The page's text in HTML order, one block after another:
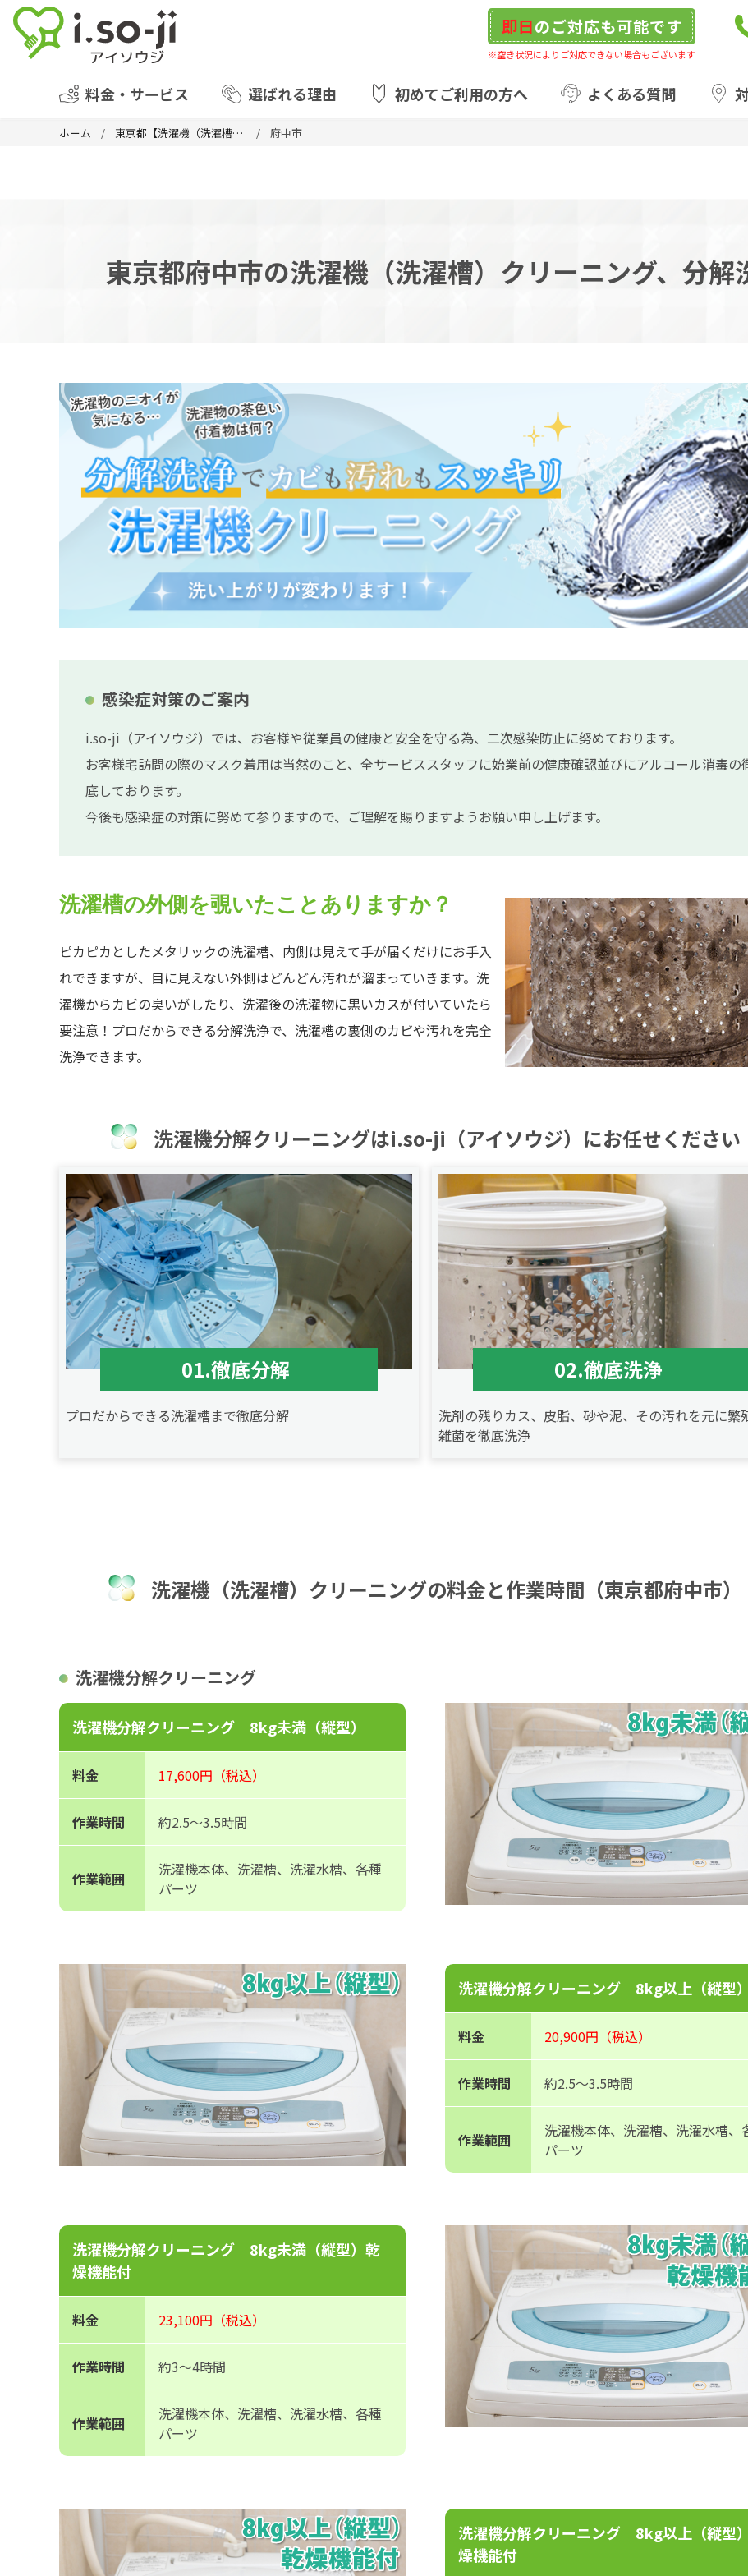
即日のご対応も可能です
※空き状況によりご対応できない場合もございます
料金・サービス 選ばれる理由 初めてご利用の方へ よくある質問
ホーム 東京都【洗濯機（洗濯槽）クリーニング】 府中市
東京都府中市の洗濯機（洗濯槽）クリーニング、分解
感染症対策のご案内
i.so-ji（アイソウジ）では、お客様や従業員の健康と安全を守る為、二次感染防止に努めております。
お客様宅訪問の際のマスク着用は当然のこと、全サービススタッフに始業前の健康確認並びにアルコール消毒の
底しております。
今後も感染症の対策に努めて参りますので、ご理解を賜りますようお願い申し上げます。
洗濯槽の外側を覗いたことありますか？
ピカピカとしたメタリックの洗濯槽、内側は見えて手が届くだけにお手入
れできますが、目に見えない外側はどんどん汚れが溜まっていきます。洗
濯機からカビの臭いがしたり、洗濯後の洗濯物に黒いカスが付いていたら
要注意！プロだからできる分解洗浄で、洗濯槽の裏側のカビや汚れを完全
洗浄できます。
洗濯機分解クリーニングはi.so-ji（アイソウジ）にお任せください
01.徹底分解
プロだからできる洗濯槽まで徹底分解
02.徹底洗浄
洗剤の残りカス、皮脂、砂や泥、その汚れを元に繁
雑菌を徹底洗浄
洗濯機（洗濯槽）クリーニングの料金と作業時間（東京都府中市）
洗濯機分解クリーニング
洗濯機分解クリーニング 8kg未満（縦型）
料金 17,600円（税込）
作業時間 約2.5～3.5時間
作業範囲
洗濯機本体、洗濯槽、洗濯水槽、各種
パーツ
洗濯機分解クリーニング 8kg以上（縦型）
料金 20,900円（税込）
作業時間 約2.5～3.5時間
作業範囲
洗濯機本体、洗濯槽、洗濯水槽、
パーツ
洗濯機分解クリーニング 8kg未満（縦型）乾
燥機能付
料金 23,100円（税込）
作業時間 約3〜4時間
作業範囲
洗濯機本体、洗濯槽、洗濯水槽、各種
パーツ
洗濯機分解クリーニング 8kg以上（縦型
燥機能付